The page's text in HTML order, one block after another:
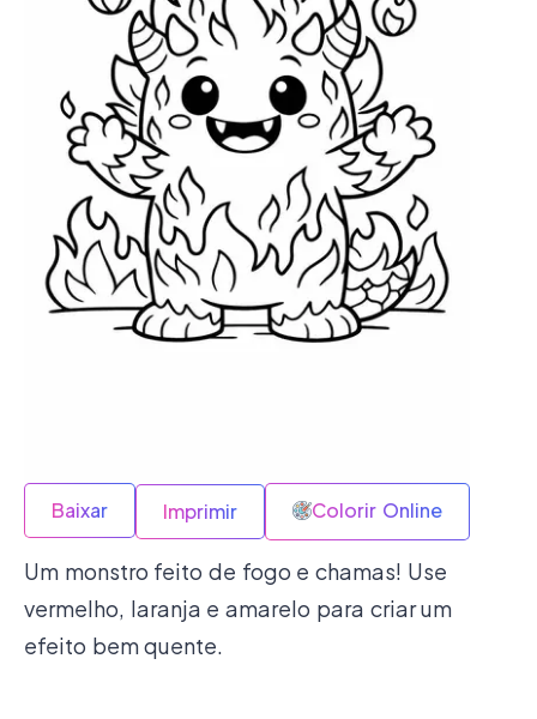
Baixar Imprimir Colorir Online
Um monstro feito de fogo e chamas! Use
vermelho, laranja e amarelo para criar um
efeito bem quente.